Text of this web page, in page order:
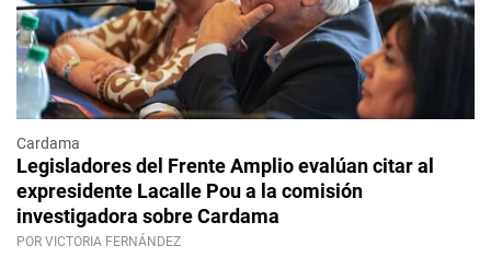
Cardama
Legisladores del Frente Amplio evalúan citar al
expresidente Lacalle Pou a la comisión
investigadora sobre Cardama
POR VICTORIA FERNÁNDEZ